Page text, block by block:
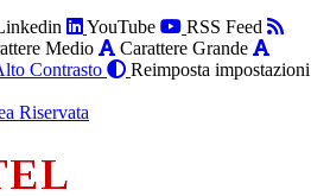
YouTube
RSS Feed
Medio
Carattere Grande
Contrasto
Reimposta impostazioni
Riservata